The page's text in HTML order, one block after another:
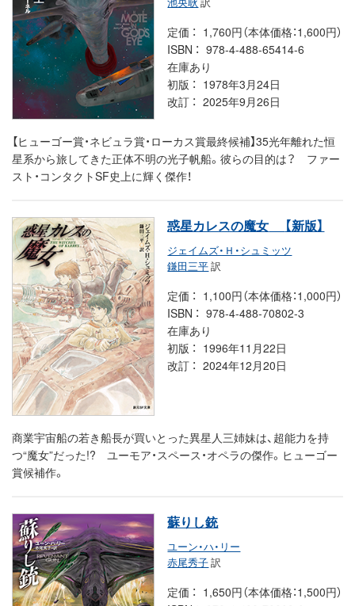
定価
1,760円（本体価格：1,600円）
ISBN
978-4-488-65414-6
在庫あり
初版
1978年3月24日
改訂
2025年9月26日
【ヒューゴー賞・ネビュラ賞・ローカス賞最終候補】35光年離れた恒
星系から旅してきた正体不明の光子帆船。彼らの目的は？ ファー
スト・コンタクトSF史上に輝く傑作！
惑星カレスの魔女 【新版】
ジェイムズ・Ｈ・シュミッツ
鎌田三平訳
定価
1,100円（本体価格：1,000円）
ISBN
978-4-488-70802-3
在庫あり
初版
1996年11月22日
改訂
2024年12月20日
商業宇宙船の若き船長が買いとった異星人三姉妹は、超能力を持
つ“魔女”だった!? ユーモア・スペース・オペラの傑作。ヒューゴー
賞候補作。
蘇りし銃
ユーン・ハ・リー
赤尾秀子訳
定価
1,650円（本体価格：1,500円）